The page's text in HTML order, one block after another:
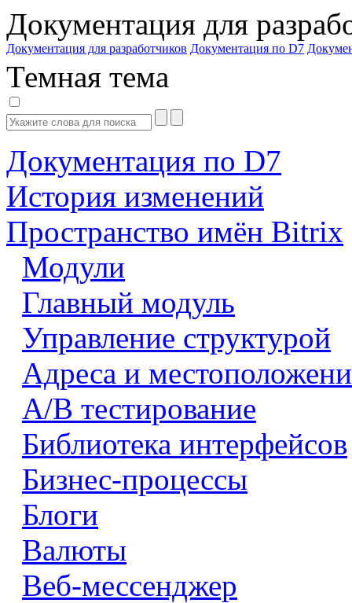
Документация для
Документация для разработчиков Документация по D7
Темная тема
Документация по D7
История изменений
Пространство имён Bitrix
Модули
Главный модуль
Управление структурой
Адреса и
А/В тестирование
Библиотека интерфейсов
Бизнес-процессы
Блоги
Валюты
Веб-мессенджер